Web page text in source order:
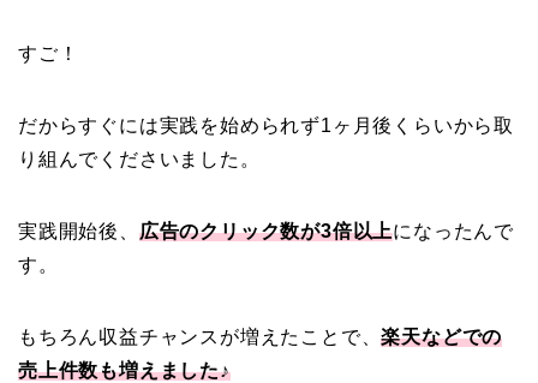
すご！
だからすぐには実践を始められず1ヶ月後くらいから取
り組んでくださいました。
実践開始後、 広告のクリック数が3倍以上になったんで
す。
もちろん収益チャンスが増えたことで、楽天などでの
売上件数も増えました♪